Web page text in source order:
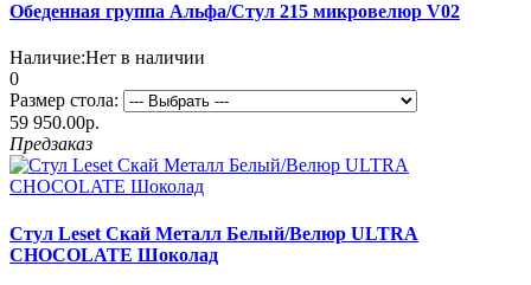
Обеденная группа Альфа/Стул 215 микровелюр V02
Наличие:Нет в наличии
0
Размер стола:
59 950.00р.
Предзаказ
Стул Leset Скай Металл Белый/Велюр ULTRA
CHOCOLATE Шоколад